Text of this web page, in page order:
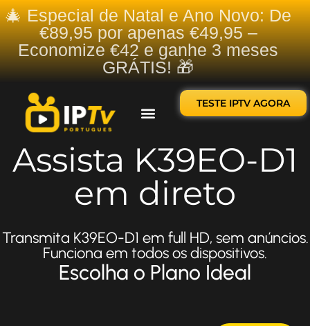
🎄 Especial de Natal e Ano Novo: De
€89,95 por apenas €49,95 –
Economize €42 e ganhe 3 meses
GRÁTIS! 🎁
TESTE IPTV AGORA
Assista K39EO-D1
em direto
Transmita K39EO-D1 em full HD, sem anúncios.
Funciona em todos os dispositivos.
Escolha o Plano Ideal